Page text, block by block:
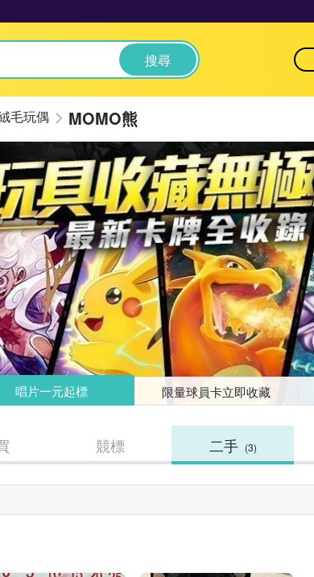
搜尋
毛玩偶 MOMO熊
唱片一元起標 限量球員卡立即收藏
競標 二手 (3)